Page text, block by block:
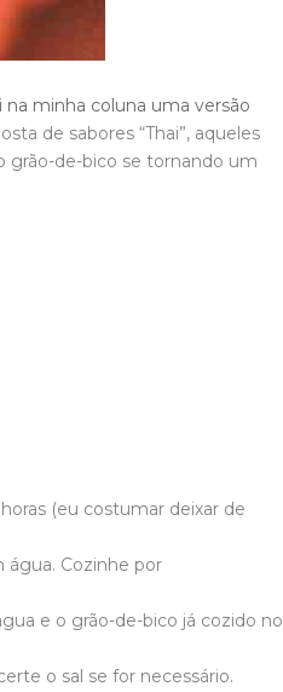
na minha coluna uma versão
de sabores “Thai”, aqueles
grão-de-bico se tornando um
(eu costumar deixar de
água. Cozinhe por
e o grão-de-bico já cozido no
o sal se for necessário.